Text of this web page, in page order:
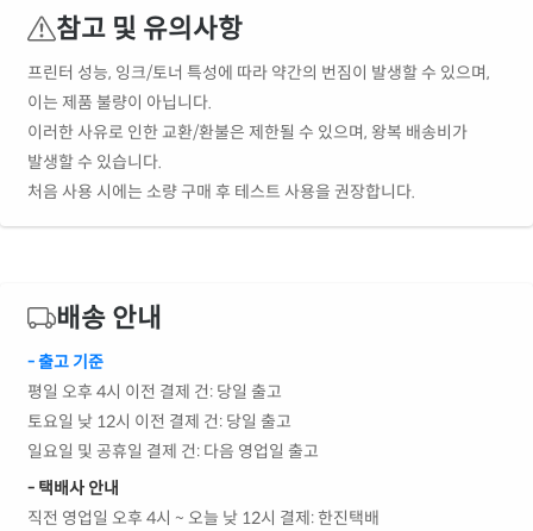
참고 및 유의사항
프린터 성능, 잉크/토너 특성에 따라 약간의 번짐이 발생할 수 있으며,
이는 제품 불량이 아닙니다.
이러한 사유로 인한 교환/환불은 제한될 수 있으며, 왕복 배송비가
발생할 수 있습니다.
처음 사용 시에는 소량 구매 후 테스트 사용을 권장합니다.
배송 안내
- 출고 기준
평일 오후 4시 이전 결제 건: 당일 출고
토요일 낮 12시 이전 결제 건: 당일 출고
일요일 및 공휴일 결제 건: 다음 영업일 출고
- 택배사 안내
직전 영업일 오후 4시 ~ 오늘 낮 12시 결제: 한진택배